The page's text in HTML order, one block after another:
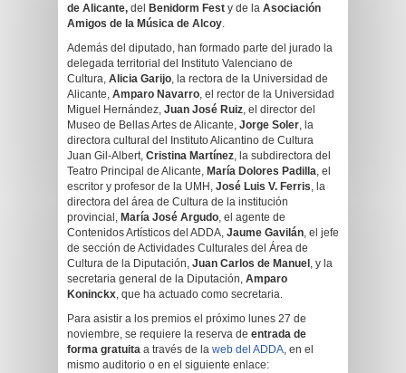
de Alicante, del Benidorm Fest y de la Asociación
Amigos de la Música de Alcoy.
Además del diputado, han formado parte del jurado la
delegada territorial del Instituto Valenciano de
Cultura, Alicia Garijo, la rectora de la Universidad de
Alicante, Amparo Navarro, el rector de la Universidad
Miguel Hernández, Juan José Ruiz, el director del
Museo de Bellas Artes de Alicante, Jorge Soler, la
directora cultural del Instituto Alicantino de Cultura
Juan Gil-Albert, Cristina Martínez, la subdirectora del
Teatro Principal de Alicante, María Dolores Padilla, el
escritor y profesor de la UMH, José Luis V. Ferris, la
directora del área de Cultura de la institución
provincial, María José Argudo, el agente de
Contenidos Artísticos del ADDA, Jaume Gavilán, el jefe
de sección de Actividades Culturales del Área de
Cultura de la Diputación, Juan Carlos de Manuel , y la
secretaria general de la Diputación, Amparo
Koninckx, que ha actuado como secretaria.
Para asistir a los premios el próximo lunes 27 de
noviembre, se requiere la reserva de entrada de
forma gratuita a través de la web del ADDA, en el
mismo auditorio o en el siguiente enlace: